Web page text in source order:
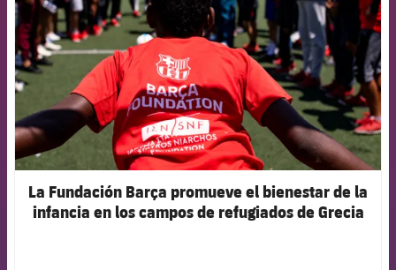
La Fundación Barça promueve el bienestar de la
infancia en los campos de refugiados de Grecia